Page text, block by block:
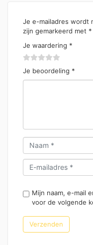
Je e-mailadres wordt
zijn gemarkeerd met *
Je waardering *
Je beoordeling *
Mijn naam, e-mail
voor de volgende